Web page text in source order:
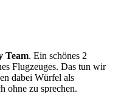
Team. Ein schönes 2
Flugzeuges. Das tun wir
dabei Würfel als
ohne zu sprechen.